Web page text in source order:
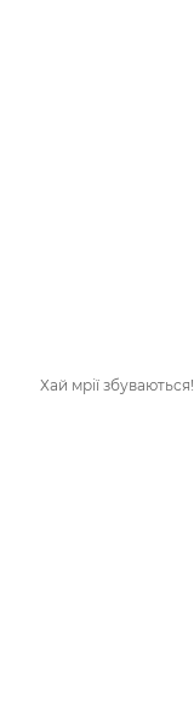
Хай мрії збуваються!